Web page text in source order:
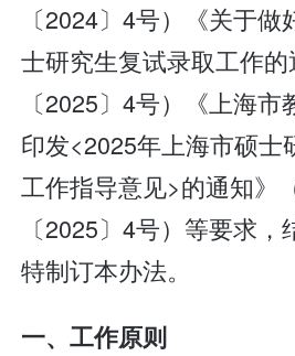
〔2024〕4号）《关于
士研究生复试录取工作
〔2025〕4号）《上海
印发<2025年上海市硕士
工作指导意见>的通知》
〔2025〕4号）等要求，
特制订本办法。
一、工作原则